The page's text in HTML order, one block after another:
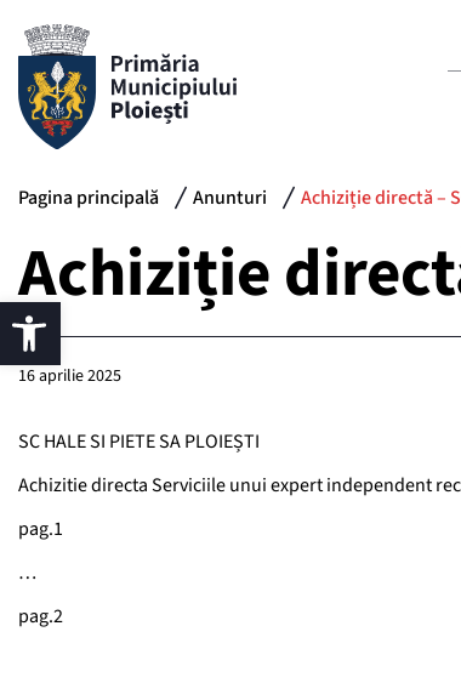
Pagina principală Anunturi Achiziție directă –
Achiziție
16 aprilie 2025
SC HALE SI PIETE SA PLOIEȘTI
Achizitie directa Serviciile unui expert independent
pag.1
…
pag.2